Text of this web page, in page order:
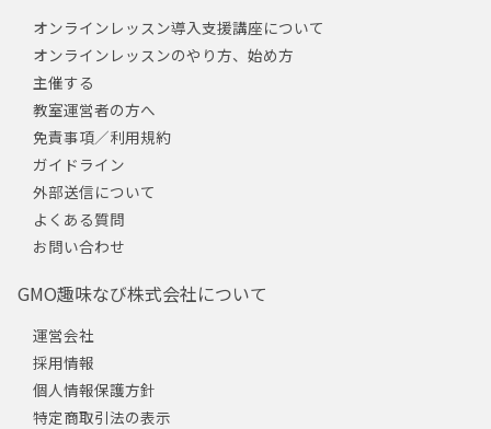
オンラインレッスン導入支援講座について
オンラインレッスンのやり方、始め方
主催する
教室運営者の方へ
免責事項／利用規約
ガイドライン
外部送信について
よくある質問
お問い合わせ
GMO趣味なび株式会社について
運営会社
採用情報
個人情報保護方針
特定商取引法の表示